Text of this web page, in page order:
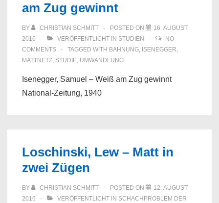
am Zug gewinnt
BY CHRISTIAN SCHMITT POSTED ON
16. AUGUST
2016
VERÖFFENTLICHT IN STUDIEN
NO
COMMENTS
TAGGED WITH BAHNUNG, ISENEGGER,
MATTNETZ, STUDIE, UMWANDLUNG
Isenegger, Samuel – Weiß am Zug gewinnt
National-Zeitung, 1940
Loschinski, Lew – Matt in
zwei Zügen
BY CHRISTIAN SCHMITT POSTED ON
12. AUGUST
2016
VERÖFFENTLICHT IN SCHACHPROBLEM DER